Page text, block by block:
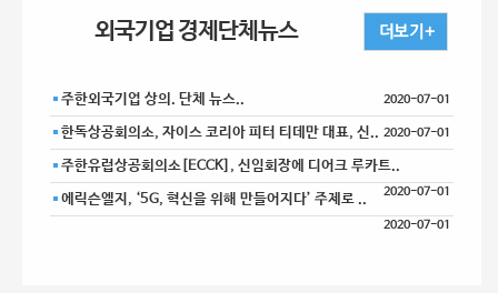
외국기업 경제단체뉴스
주한외국기업 상의. 단체 뉴스.. 2020-07-01
한독상공회의소, 자이스 코리아 피터 티데만 대표, 신.. 2020-07-01
주한유럽상공회의소[ECCK], 신임회장에 디어크 루카트..
2020-07-01
에릭슨엘지, ‘5G, 혁신을 위해 만들어지다’ 주제로 ..
2020-07-01